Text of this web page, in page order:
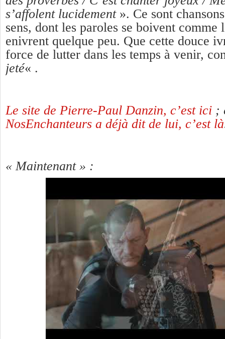
s’affolent lucidement». Ce sont
sens, dont les paroles se boivent comme
enivrent quelque peu. Que cette douce
force de lutter dans les temps à venir,
jeté« .
Le site de Pierre-Paul Danzin, c’est ici ;
NosEnchanteurs a déjà dit de lui, c’est là
« Maintenant » :